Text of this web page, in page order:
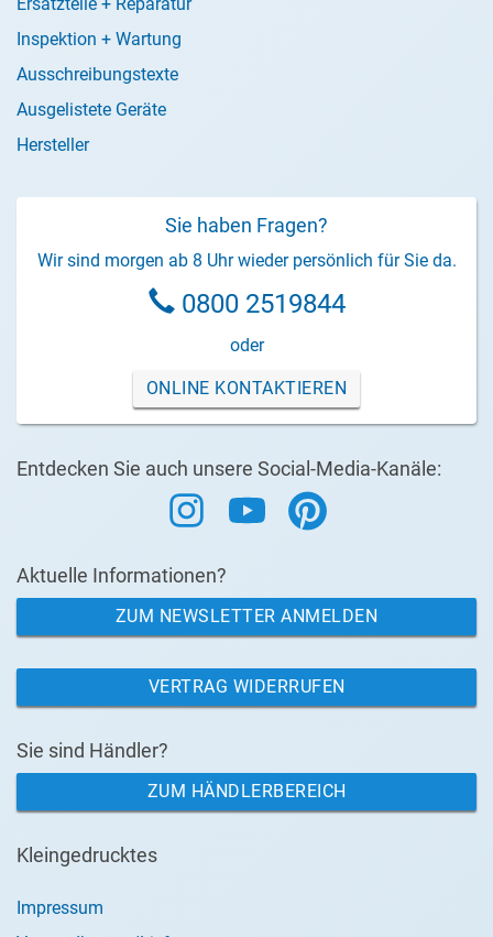
Inspektion + Wartung
Ausschreibungstexte
Ausgelistete Geräte
Hersteller
Sie haben Fragen?
Wir sind morgen ab 8 Uhr wieder persönlich für Sie da.
0800 2519844
oder
ONLINE KONTAKTIEREN
Entdecken Sie auch unsere Social-Media-Kanäle:
Aktuelle Informationen?
ZUM NEWSLETTER ANMELDEN
VERTRAG WIDERRUFEN
Sie sind Händler?
ZUM HÄNDLERBEREICH
Kleingedrucktes
Impressum